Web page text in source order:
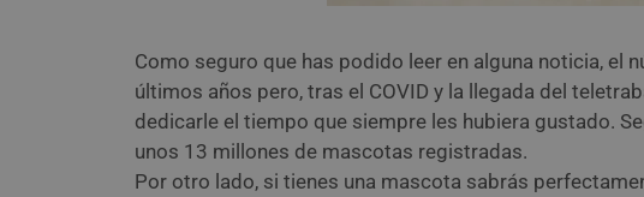
Como seguro que has podido leer en alguna noticia, el
últimos años pero, tras el COVID y la llegada del
dedicarle el tiempo que siempre les hubiera gustado.
unos 13 millones de mascotas registradas.
Por otro lado, si tienes una mascota sabrás